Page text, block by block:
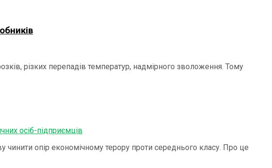
різких перепадів температур, надмірного зволоження. Тому
опір економічному терору проти середнього класу. Про це